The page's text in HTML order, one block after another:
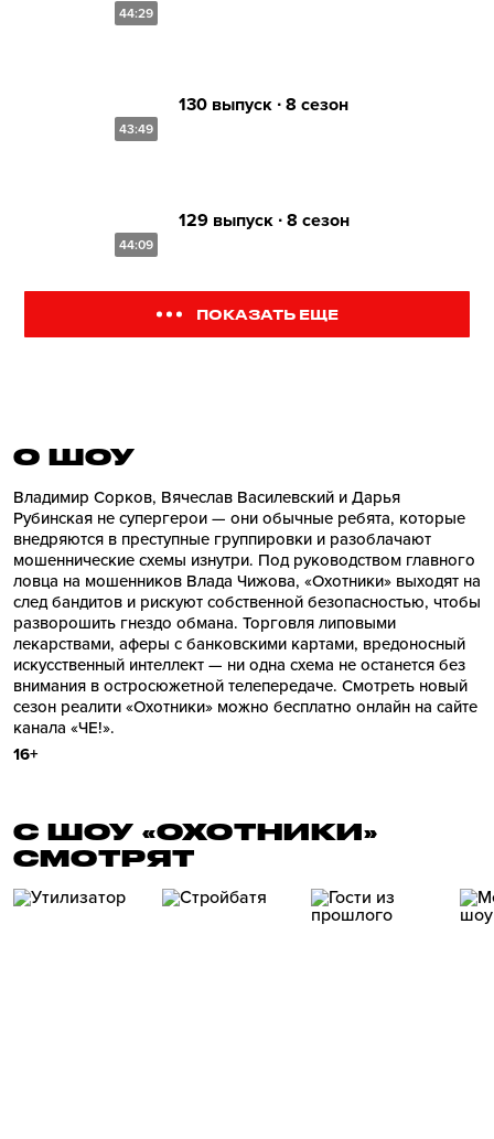
44:29
43:49
130 выпуск ∙ 8 сезон
44:09
129 выпуск ∙ 8 сезон
ПОКАЗАТЬ ЕЩЕ
О ШОУ
Владимир Сорков, Вячеслав Василевский и Дарья
Рубинская не супергерои — они обычные ребята, которые
внедряются в преступные группировки и разоблачают
мошеннические схемы изнутри. Под руководством главного
ловца на мошенников Влада Чижова, «Охотники» выходят на
след бандитов и рискуют собственной безопасностью, чтобы
разворошить гнездо обмана. Торговля липовыми
лекарствами, аферы с банковскими картами, вредоносный
искусственный интеллект — ни одна схема не останется без
внимания в остросюжетной телепередаче. Смотреть новый
сезон реалити «Охотники» можно бесплатно онлайн на сайте
канала «ЧЕ!».
16+
С ШОУ «ОХОТНИКИ»
СМОТРЯТ